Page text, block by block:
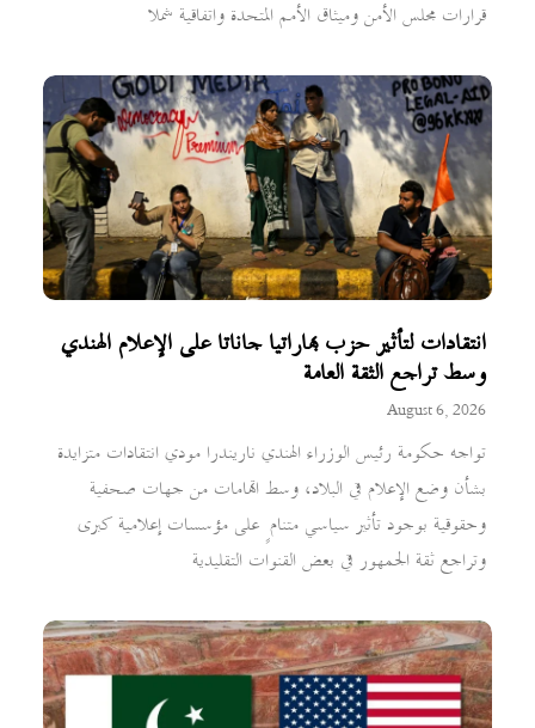
قرارات مجلس الأمن وميثاق الأمم المتحدة واتفاقية شملا
انتقادات لتأثير حزب بهاراتيا جاناتا على الإعلام الهندي
وسط تراجع الثقة العامة
August 6, 2026
تواجه حكومة رئيس الوزراء الهندي ناريندرا مودي انتقادات متزايدة
بشأن وضع الإعلام في البلاد، وسط اتهامات من جهات صحفية
وحقوقية بوجود تأثير سياسي متنامٍ على مؤسسات إعلامية كبرى
وتراجع ثقة الجمهور في بعض القنوات التقليدية